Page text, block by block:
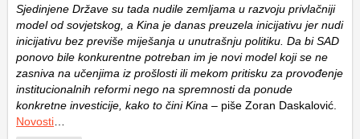
Sjedinjene Države su tada nudile zemljama u razvoju privlačniji
model od sovjetskog, a Kina je danas preuzela inicijativu jer nudi
inicijativu bez previše miješanja u unutrašnju politiku. Da bi SAD
ponovo bile konkurentne potreban im je novi model koji se ne
zasniva na učenjima iz prošlosti ili mekom pritisku za provođenje
institucionalnih reformi nego na spremnosti da ponude
konkretne investicije, kako to čini Kina – piše Zoran Daskalović.
Novosti